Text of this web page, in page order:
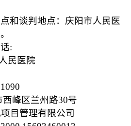
和谈判地点：庆阳市人民医
:
民医院
峰区兰州路30号
目管理有限公司